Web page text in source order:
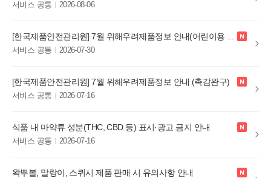
서비스 공통 2026-08-06
서비스 공통
[한국제품안전관리원] 7월 위해우려제품정보 안내(어린이용 안경테·선글라스)
2026-07-30
서비스 공통
[한국제품안전관리원] 7월 위해우려제품정보 안내 (촉감완구)
2026-07-16
서비스 공통
식품 내 마약류 성분(THC, CBD 등) 표시·광고 금지 안내
2026-07-16
왁뿌볼, 말랑이, 스퀴시 제품 판매 시 유의사항 안내